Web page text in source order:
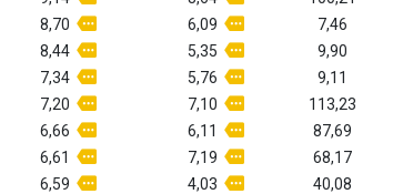
8,70 6,09 7,46
8,44 5,35 9,90
7,34 5,76 9,11
7,20 7,10 113,23
6,66 6,11 87,69
6,61 7,19 68,17
6,59 4,03 40,08